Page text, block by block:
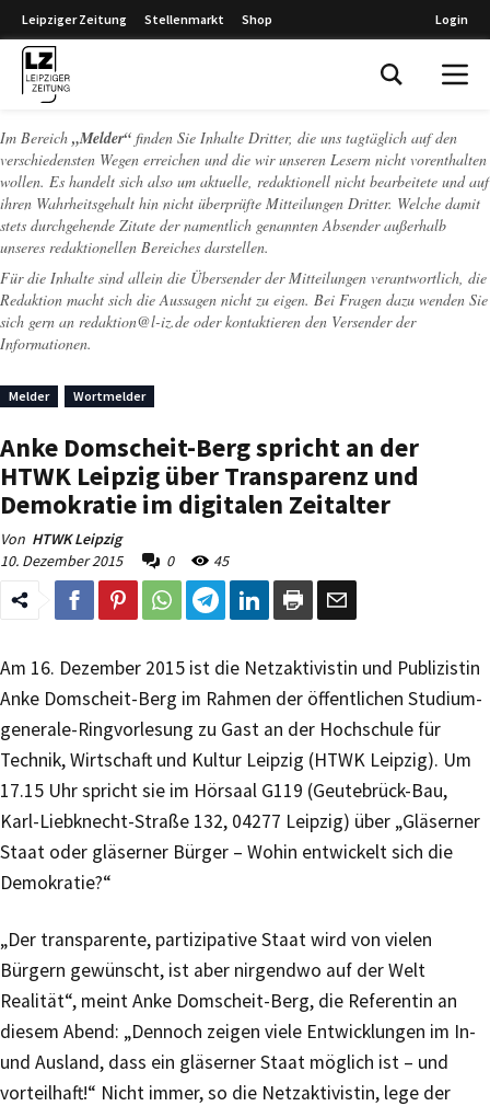
Leipziger Zeitung Stellenmarkt Shop Login
Im Bereich „Melder“ finden Sie Inhalte Dritter, die uns tagtäglich auf den
verschiedensten Wegen erreichen und die wir unseren Lesern nicht vorenthalten
wollen. Es handelt sich also um aktuelle, redaktionell nicht bearbeitete und auf
ihren Wahrheitsgehalt hin nicht überprüfte Mitteilungen Dritter. Welche damit
stets durchgehende Zitate der namentlich genannten Absender außerhalb
unseres redaktionellen Bereiches darstellen.
Für die Inhalte sind allein die Übersender der Mitteilungen verantwortlich, die
Redaktion macht sich die Aussagen nicht zu eigen. Bei Fragen dazu wenden Sie
sich gern an redaktion@l-iz.de oder kontaktieren den Versender der
Informationen.
Melder Wortmelder
Anke Domscheit-Berg spricht an der
HTWK Leipzig über Transparenz und
Demokratie im digitalen Zeitalter
Von HTWK Leipzig
10. Dezember 2015
0 45
Am 16. Dezember 2015 ist die Netzaktivistin und Publizistin
Anke Domscheit-Berg im Rahmen der öffentlichen Studium-
generale-Ringvorlesung zu Gast an der Hochschule für
Technik, Wirtschaft und Kultur Leipzig (HTWK Leipzig). Um
17.15 Uhr spricht sie im Hörsaal G119 (Geutebrück-Bau,
Karl-Liebknecht-Straße 132, 04277 Leipzig) über „Gläserner
Staat oder gläserner Bürger – Wohin entwickelt sich die
Demokratie?“
„Der transparente, partizipative Staat wird von vielen
Bürgern gewünscht, ist aber nirgendwo auf der Welt
Realität“, meint Anke Domscheit-Berg, die Referentin an
diesem Abend: „Dennoch zeigen viele Entwicklungen im In-
und Ausland, dass ein gläserner Staat möglich ist – und
vorteilhaft!“ Nicht immer, so die Netzaktivistin, lege der